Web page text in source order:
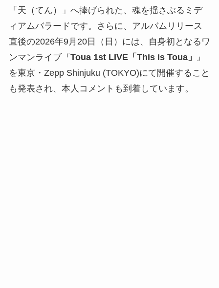
「天（てん）」へ捧げられた、魂を揺さぶるミデ
ィアムバラードです。さらに、アルバムリリース
直後の2026年9月20日（日）には、自身初となるワ
ンマンライブ『Toua 1st LIVE「This is Toua」
』
を東京・Zepp Shinjuku (TOKYO)にて開催すること
も発表され、本人コメントも到着しています。